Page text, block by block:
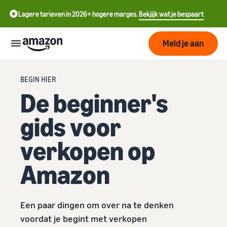
Lagere tarieven in 2026= hogere marges.Bekjijk wat je bespaart
Start
Begin
met
verkopen
op
Amazon
Hoe te beginnen met
Neem die volgende stap om
een Amazon-verkoper te
worden
Verzenden
Fulfilment
Overzicht
Het vervullen van
Leer over geschikte
oplossingen om uw
Groeien
Bereik
klanten
Prijzen
Ken de
Hulpmiddelen
中
文
CN
English
Meld je aan
BEGIN HIER
De beginner's
gids voor
verkopen op
Amazon
Een paar dingen om over na te denken
voordat je begint met verkopen